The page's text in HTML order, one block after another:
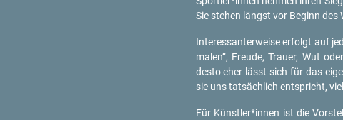
Sie ste­hen längst vor Be­ginn
In­ter­es­san­ter­wei­se er­folgt auf
ma­len“, Freu­de, Trau­er, Wut
desto eher lässt sich für das
sie uns tat­säch­lich ent­spricht,
Für Künst­ler*innen ist die